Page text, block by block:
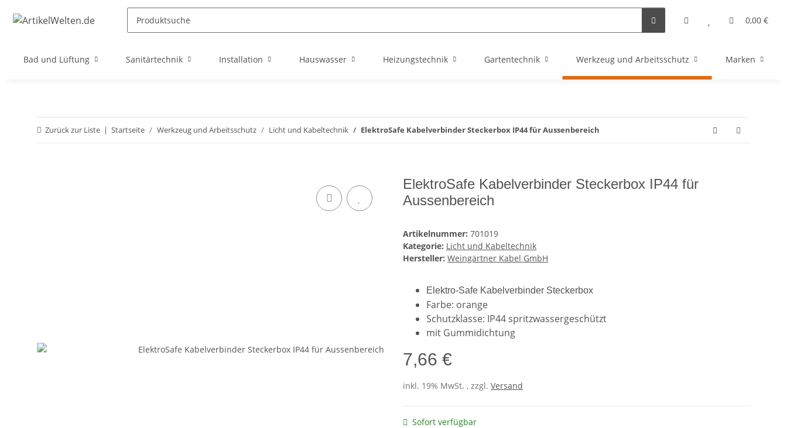
0,00 €
Bad und Lüftung Sanitärtechnik Installation Hauswasser Heizungstechnik Gartentechnik Werkzeug und Arbeitsschutz Marken
Zurück zur Liste Startseite Werkzeug und Arbeitsschutz Licht und Kabeltechnik ElektroSafe Kabelverbinder Steckerbox IP44 für Aussenbereich
ElektroSafe Kabelverbinder Steckerbox IP44 für
Aussenbereich
Artikelnummer: 701019
Kategorie: Licht und Kabeltechnik
Hersteller: Weingärtner Kabel GmbH
Elektro-Safe Kabelverbinder Steckerbox
Farbe: orange
Schutzklasse: IP44 spritzwassergeschützt
mit Gummidichtung
7,66 €
inkl. 19% MwSt. , zzgl. Versand
Sofort verfügbar